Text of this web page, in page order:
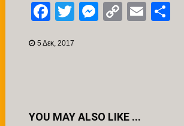
Facebook
TwitterMessenger
CopyEmail
5 Δεκ, 2017
YOU MAY ALSO LIKE ...